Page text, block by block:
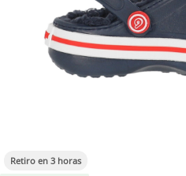
Retiro en 3 horas